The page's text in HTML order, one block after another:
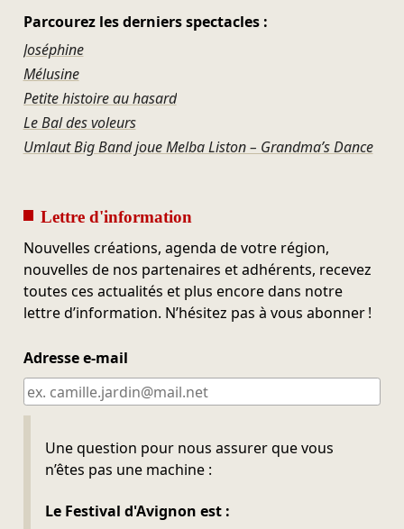
Parcourez les derniers spectacles :
Joséphine
Mélusine
Petite histoire au hasard
Le Bal des voleurs
Umlaut Big Band joue Melba Liston – Grandma’s Dance
Lettre d'information
Nouvelles créations, agenda de votre région,
nouvelles de nos partenaires et adhérents, recevez
toutes ces actualités et plus encore dans notre
lettre d’information. N’hésitez pas à vous abonner !
Adresse e-mail
Une question pour nous assurer que vous
n’êtes pas une machine :
Le Festival d'Avignon est :
Ne pas remplir